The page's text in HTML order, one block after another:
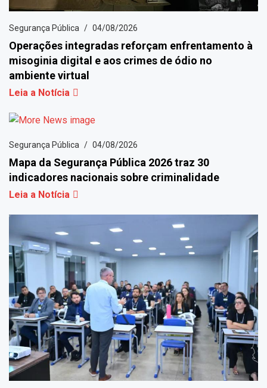
Segurança Pública 04/08/2026
Operações integradas reforçam enfrentamento à
misoginia digital e aos crimes de ódio no
ambiente virtual
Leia a Notícia
Segurança Pública 04/08/2026
Mapa da Segurança Pública 2026 traz 30
indicadores nacionais sobre criminalidade
Leia a Notícia